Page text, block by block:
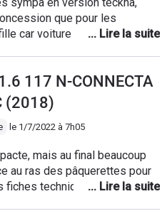
que pour les
car voiture sure et solide.
dci 115 est le plus fiable de
117 N-CONNECTA
(2018)
le 1/7/2022 à 7h05
mais au final beaucoup
au ras des pâquerettes pour
fiches techniques indiquent